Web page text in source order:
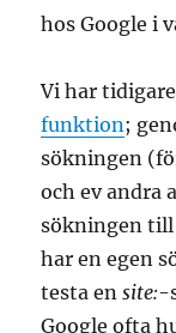
hos Google i
Vi har
funktion;
sökningen
och ev andra
sökningen till
har en egen
testa ensite:-
Google ofta